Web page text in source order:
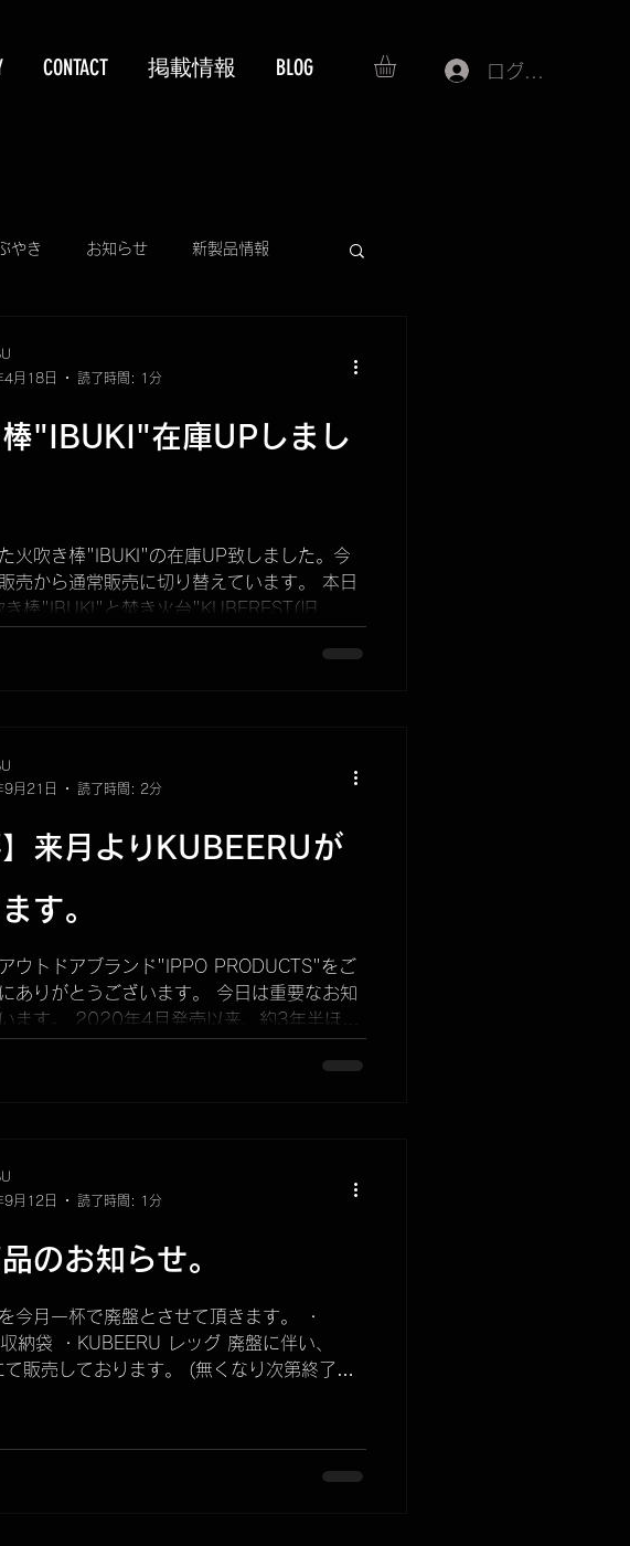
CONTACT 掲載情報 BLOG ログイン
やき お知らせ 新製品情報
TELASS solo
棒"IBUKI"在庫UPしまし
火吹き棒"IBUKI"の在庫UP致しました。今
売から通常販売に切り替えています。 本日
棒"IBUKI"と焚き火台"KUBEREST(旧
4月18日
読了時間: 1分
】来月よりKUBEERUが
す。
ウトドアブランド"IPPO PRODUCTS"をご
ありがとうございます。 今日は重要なお知
ます。 2020年4月発売以来、約3年半ほど
した。...
9月21日
読了時間: 2分
のお知らせ。
今月一杯で廃盤とさせて頂きます。 ・
納袋 ・KUBEERU レッグ 廃盤に伴い、
て販売しております。 (無くなり次第終了と
9月12日
読了時間: 1分